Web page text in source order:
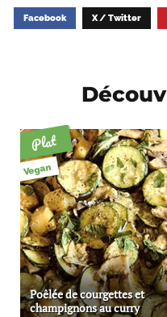
Facebook X / Twitter
Plat
Vegan
Poêlée de courgettes et
champignons au curry